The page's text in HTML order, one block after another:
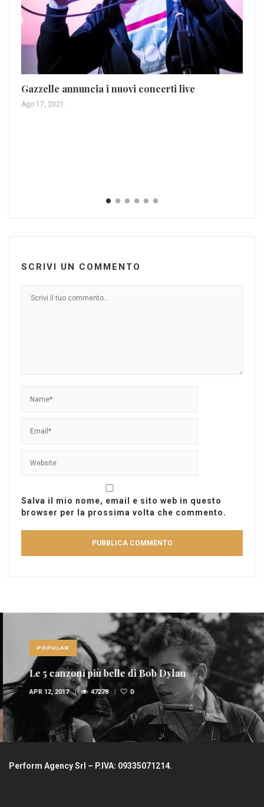
Gazzelle annuncia i nuovi concerti live
Ago 17, 2021
SCRIVI UN COMMENTO
Salva il mio nome, email e sito web in questo
browser per la prossima volta che commento.
POPULAR
Le 5 canzoni più belle di Bob Dylan
APR 12, 2017 47278 0
Perform Agency Srl – P.IVA: 09335071214.